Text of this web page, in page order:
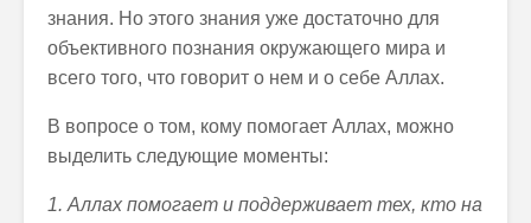
знания. Но этого знания уже достаточно для
объективного познания окружающего мира и
всего того, что говорит о нем и о себе Аллах.
В вопросе о том, кому помогает Аллах, можно
выделить следующие моменты:
1. Аллах помогает и поддерживает тех, кто на